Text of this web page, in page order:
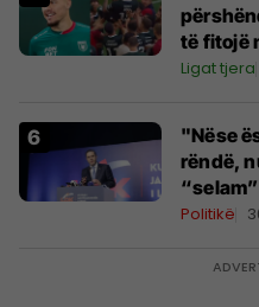
të fitojë
Ligat tjera
"Nëse
rëndë,
Politikë